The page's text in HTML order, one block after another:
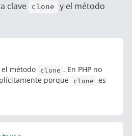
clave clone y el método
método clone . En PHP no
porque
clone
es